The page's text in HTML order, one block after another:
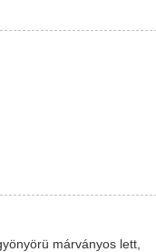
márványos lett,